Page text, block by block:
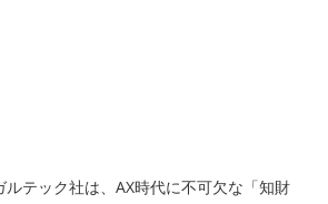
テック社は、AX時代に不可欠な「知財